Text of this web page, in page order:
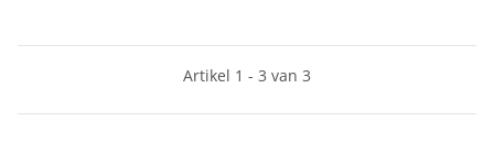
Artikel 1 - 3 van 3